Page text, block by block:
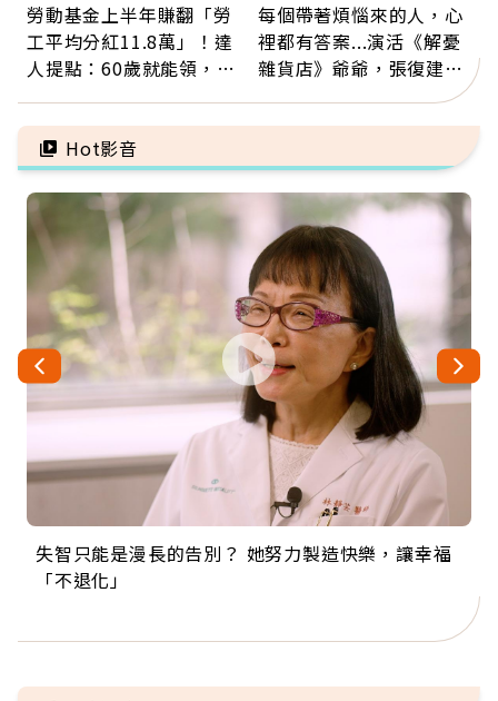
勞動基金上半年賺翻「勞
工平均分紅11.8萬」！達
人提點：60歲就能領，重
每個帶著煩惱來的人，心
裡都有答案...演活《解憂
雜貨店》爺爺，張復建：
放下執著不是認輸，而是
善待自己
Hot影音
失智只能是漫長的告別？ 她努力製造快樂，讓幸福
「不退化」
來自剛果的巧克力神父 為台灣奉獻36年 「台灣是我
的家，我連作夢都講台語！」
63歲卸矽谷副總、搬回台灣找快樂！「蛋黃哥小
丑」走進安養院，逗樂上萬爺奶：退休後才開始真
104歲打破金氏世界紀錄 成為全球最年長羽球選
手，分享長壽的秘密原來是「這個」
事業巔峰他選擇追夢…黑手阿伯拉小提琴還登上小
巨蛋！連CNN都大讚！